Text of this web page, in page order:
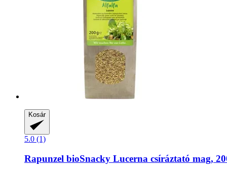
Kosár
5.0 (1)
Rapunzel bioSnacky Lucerna csíráztató mag,